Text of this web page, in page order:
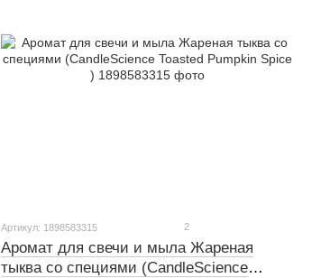
Артикул: 1898583315 2
Аромат для свечи и мыла Жареная
тыква со специями (CandleScience